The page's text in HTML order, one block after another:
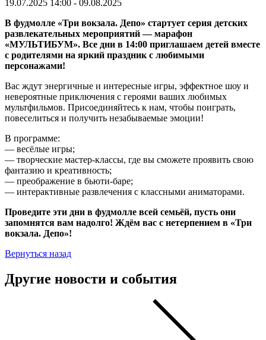
19.07.2025 14:00 - 09.08.2025
В фудмолле «Три вокзала. Депо» стартует серия детских
развлекательных мероприятий — марафон
«МУЛЬТИБУМ». Все дни в 14:00 приглашаем детей вместе
с родителями на яркий праздник с любимыми
персонажами!
Вас ждут энергичные и интересные игры, эффектное шоу и
невероятные приключения с героями ваших любимых
мультфильмов. Присоединяйтесь к нам, чтобы поиграть,
повеселиться и получить незабываемые эмоции!
В программе:
— весёлые игры;
— творческие мастер-классы, где вы сможете проявить свою
фантазию и креативность;
— преображение в бьюти-баре;
— интерактивные развлечения с классными аниматорами.
Проведите эти дни в фудмолле всей семьёй, пусть они
запомнятся вам надолго! Ждём вас с нетерпением в «Три
вокзала. Депо»!
Вернуться назад
Другие новости и события